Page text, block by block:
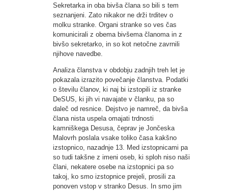
Sekretarka in oba bivša člana so bili s tem
seznanjeni. Zato nikakor ne drži trditev o
molku stranke. Organi stranke so ves čas
komunicirali z obema bivšema članoma in z
bivšo sekretarko, in so kot netočne zavrnili
njihove navedbe.
Analiza članstva v obdobju zadnjih treh let je
pokazala izrazito povečanje članstva. Podatki
o številu članov, ki naj bi izstopili iz stranke
DeSUS, ki jih vi navajate v članku, pa so
daleč od resnice. Dejstvo je namreč, da bivša
člana nista uspela omajati trdnosti
kamniškega Desusa, čeprav je Jončeska
Malovrh poslala vsake toliko časa kakšno
izstopnico, nazadnje 13. Med izstopnicami pa
so tudi takšne z imeni oseb, ki sploh niso naši
člani, nekatere osebe na izstopnici pa so
takoj, ko smo izstopnice prejeli, prosili za
ponoven vstop v stranko Desus. In smo jim